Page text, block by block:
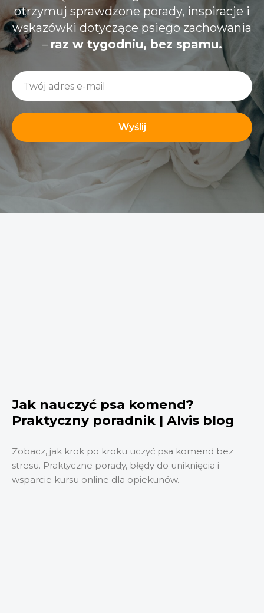
otrzymuj sprawdzone porady, inspiracje i
wskazówki dotyczące psiego zachowania
– raz w tygodniu, bez spamu.
Wyślij
Jak nauczyć psa komend?
Praktyczny poradnik | Alvis blog
Zobacz, jak krok po kroku uczyć psa komend bez
stresu. Praktyczne porady, błędy do uniknięcia i
wsparcie kursu online dla opiekunów.